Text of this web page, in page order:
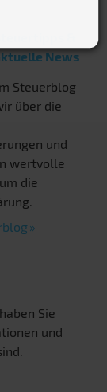
News
Steuerblog
über die
und
wertvolle
die
Sie
und